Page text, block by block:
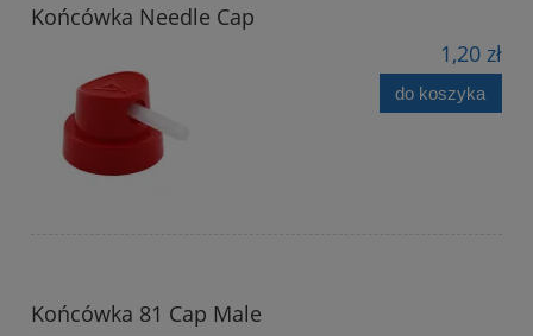
Końcówka Needle Cap
1,20 zł
do koszyka
Końcówka 81 Cap Male